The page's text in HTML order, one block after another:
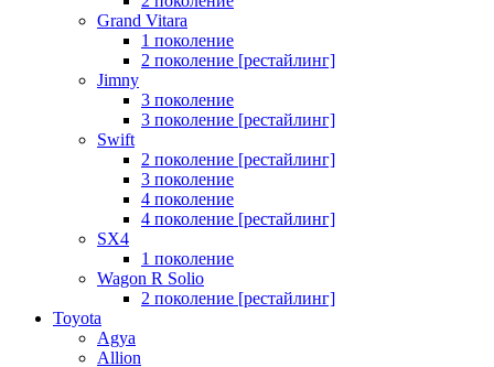
Grand Vitara
1 поколение
2 поколение [рестайлинг]
Jimny
3 поколение
3 поколение [рестайлинг]
Swift
2 поколение [рестайлинг]
3 поколение
4 поколение
4 поколение [рестайлинг]
SX4
1 поколение
Wagon R Solio
2 поколение [рестайлинг]
Toyota
Agya
Allion